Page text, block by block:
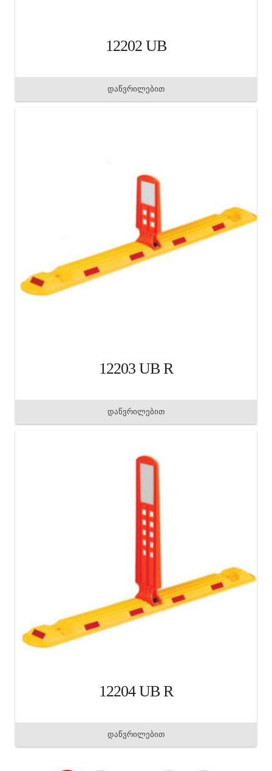
12202 UB
დაწვრილებით
12203 UB R
დაწვრილებით
12204 UB R
დაწვრილებით